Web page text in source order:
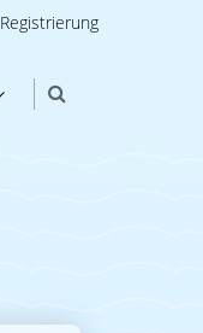
Registrierung